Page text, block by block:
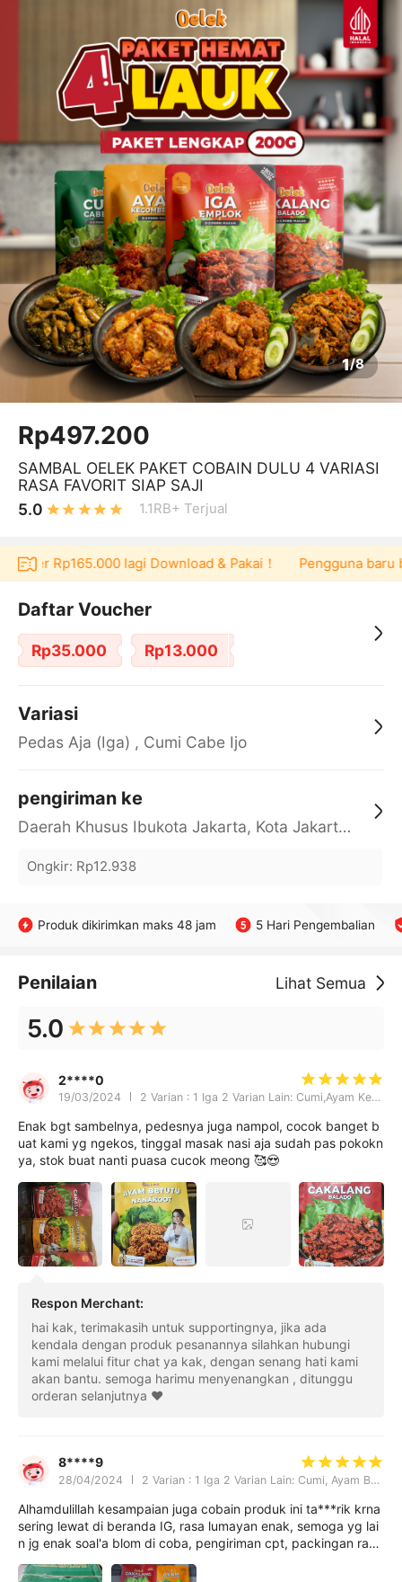
1/8
Rp497.200
SAMBAL OELEK PAKET COBAIN DULU 4 VARIASI
RASA FAVORIT SIAP SAJI
5.0
1.1RB+ Terjual
Rp165.000 lagi Download & Pakai！ Pengguna baru
Daftar Voucher
Rp35.000 Rp13.000
Variasi
Pedas Aja (Iga) , Cumi Cabe Ijo
pengiriman ke
Daerah Khusus Ibukota Jakarta, Kota Jakarta Barat, Cengkareng, yy
Ongkir: Rp12.938
Produk dikirimkan maks 48 jam 5 Hari Pengembalian
Penilaian Lihat Semua
5.0
2****0
19/03/2024 2 Varian : 1 Iga 2 Varian Lain: Cumi,Ayam Kecombrang
Enak bgt sambelnya, pedesnya juga nampol, cocok banget b
uat kami yg ngekos, tinggal masak nasi aja sudah pas pokokn
ya, stok buat nanti puasa cucok meong 🥰😍
Respon Merchant:
hai kak, terimakasih untuk supportingnya, jika ada
kendala dengan produk pesanannya silahkan hubungi
kami melalui fitur chat ya kak, dengan senang hati kami
akan bantu. semoga harimu menyenangkan , ditunggu
orderan selanjutnya ❤️
8****9
28/04/2024 2 Varian : 1 Iga 2 Varian Lain: Cumi, Ayam Betu
Alhamdulillah kesampaian juga cobain produk ini ta***rik krna
sering lewat di beranda IG, rasa lumayan enak, semoga yg lai
n jg enak soal'a blom di coba, pengiriman cpt, packingan rapi